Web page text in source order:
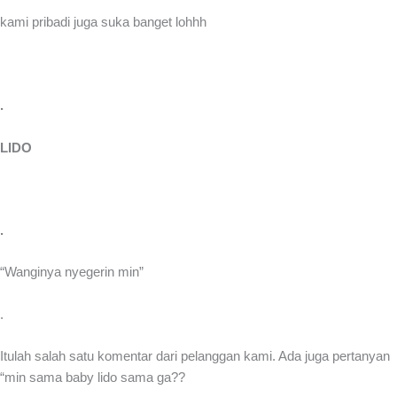
kami pribadi juga suka banget lohhh
.
LIDO
.
“Wanginya nyegerin min”
.
Itulah salah satu komentar dari pelanggan kami. Ada juga pertanyan
“min sama baby lido sama ga??